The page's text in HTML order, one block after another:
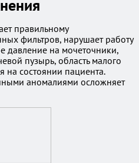
правильному
фильтров, нарушает работу
давление на мочеточники,
пузырь, область малого
на состоянии пациента.
аномалиями осложняет